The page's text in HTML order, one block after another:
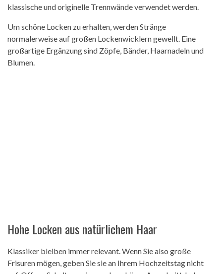
klassische und originelle Trennwände verwendet werden.
Um schöne Locken zu erhalten, werden Stränge
normalerweise auf großen Lockenwicklern gewellt. Eine
großartige Ergänzung sind Zöpfe, Bänder, Haarnadeln und
Blumen.
Hohe Locken aus natürlichem Haar
Klassiker bleiben immer relevant. Wenn Sie also große
Frisuren mögen, geben Sie sie an Ihrem Hochzeitstag nicht